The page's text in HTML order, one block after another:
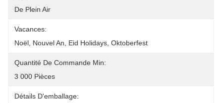
De Plein Air
Vacances:
Noël, Nouvel An, Eid Holidays, Oktoberfest
Quantité De Commande Min:
3 000 Pièces
Détails D'emballage: